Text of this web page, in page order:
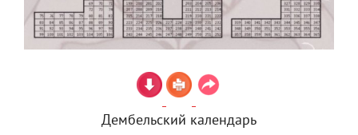
Дембельский календарь